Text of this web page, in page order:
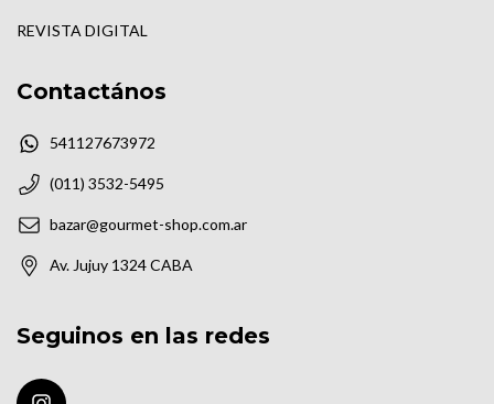
REVISTA DIGITAL
Contactános
541127673972
(011) 3532-5495
bazar@gourmet-shop.com.ar
Av. Jujuy 1324 CABA
Seguinos en las redes